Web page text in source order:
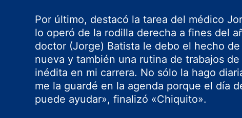
Por último, destacó la tarea del médico
lo operó de la rodilla derecha a fines del
doctor (Jorge) Batista le debo el hecho
nueva y también una rutina de trabajos
inédita en mi carrera. No sólo la hago
me la guardé en la agenda porque el día
puede ayudar», finalizó «Chiquito».